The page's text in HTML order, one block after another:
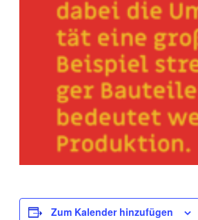
Zum Kalender hinzufügen